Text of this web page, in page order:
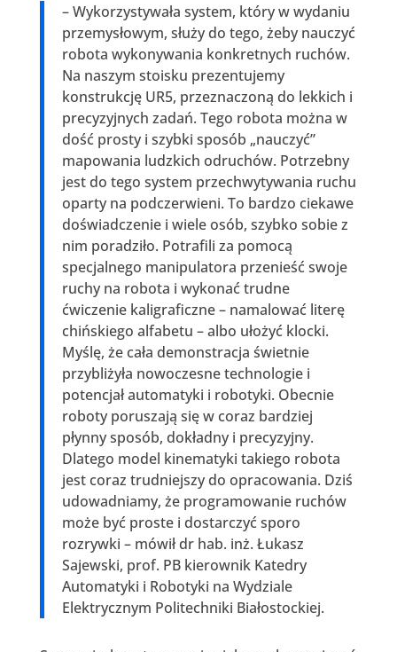
– Wykorzystywała system, który w wydaniu
przemysłowym, służy do tego, żeby nauczyć
robota wykonywania konkretnych ruchów.
Na naszym stoisku prezentujemy
konstrukcję UR5, przeznaczoną do lekkich i
precyzyjnych zadań. Tego robota można w
dość prosty i szybki sposób „nauczyć”
mapowania ludzkich odruchów. Potrzebny
jest do tego system przechwytywania ruchu
oparty na podczerwieni. To bardzo ciekawe
doświadczenie i wiele osób, szybko sobie z
nim poradziło. Potrafili za pomocą
specjalnego manipulatora przenieść swoje
ruchy na robota i wykonać trudne
ćwiczenie kaligraficzne – namalować literę
chińskiego alfabetu – albo ułożyć klocki.
Myślę, że cała demonstracja świetnie
przybliżyła nowoczesne technologie i
potencjał automatyki i robotyki. Obecnie
roboty poruszają się w coraz bardziej
płynny sposób, dokładny i precyzyjny.
Dlatego model kinematyki takiego robota
jest coraz trudniejszy do opracowania. Dziś
udowadniamy, że programowanie ruchów
może być proste i dostarczyć sporo
rozrywki – mówił dr hab. inż. Łukasz
Sajewski, prof. PB kierownik Katedry
Automatyki i Robotyki na Wydziale
Elektrycznym Politechniki Białostockiej.